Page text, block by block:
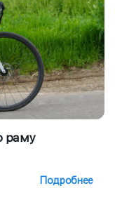
раму
Подробнее